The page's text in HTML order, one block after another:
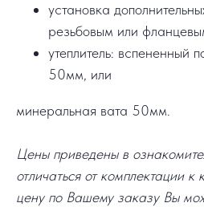
установка
резьбовым или
утеплитель: вспененный
50мм, или
минеральная вата 50мм.
Цены приведены в
отличаться от комплектации
цену по Вашему заказу Вы